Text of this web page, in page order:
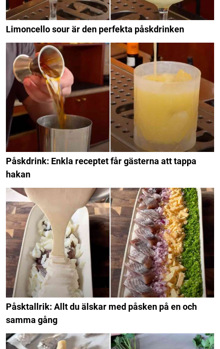
Limoncello sour är den perfekta påskdrinken
Påskdrink: Enkla receptet får gästerna att tappa
hakan
Påsktallrik: Allt du älskar med påsken på en och
samma gång